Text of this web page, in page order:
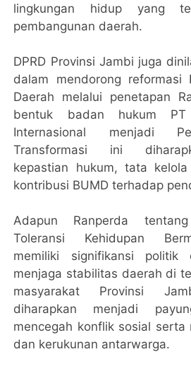
lingkungan hidup yang
pembangunan daerah.
DPRD Provinsi Jambi juga
dalam mendorong reformasi
Daerah melalui penetapan
bentuk badan hukum PT
Internasional menjadi
Transformasi ini
kepastian hukum, tata
kontribusi BUMD terhadap
Adapun Ranperda tentang
Toleransi Kehidupan
memiliki signifikansi
menjaga stabilitas daerah di
masyarakat Provinsi
diharapkan menjadi
mencegah konflik sosial serta
dan kerukunan antarwarga.